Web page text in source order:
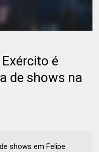
é
de shows na
shows em Felipe